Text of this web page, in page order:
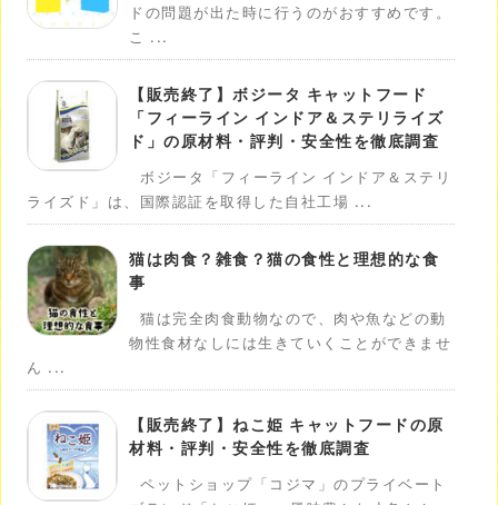
ドの問題が出た時に行うのがおすすめです。
こ ...
【販売終了】ボジータ キャットフード
「フィーライン インドア＆ステリライズ
ド」の原材料・評判・安全性を徹底調査
ボジータ「フィーライン インドア＆ステリ
ライズド」は、国際認証を取得した自社工場 ...
猫は肉食？雑食？猫の食性と理想的な食
事
猫は完全肉食動物なので、肉や魚などの動
物性食材なしには生きていくことができませ
ん ...
【販売終了】ねこ姫 キャットフードの原
材料・評判・安全性を徹底調査
ペットショップ「コジマ」のプライベート